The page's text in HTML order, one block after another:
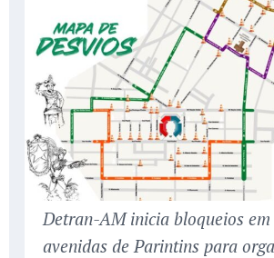
Detran-AM inicia bloqueios em
avenidas de Parintins para